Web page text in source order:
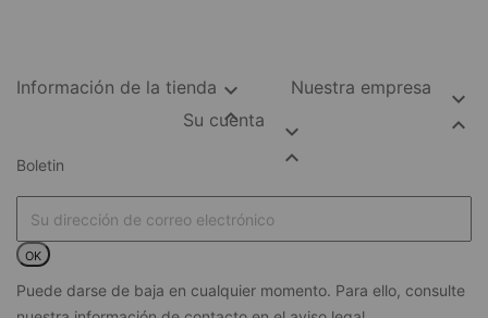
Información de la tienda 

Nuestra empresa


Su cuenta


Boletin
OK
Puede darse de baja en cualquier momento. Para ello, consulte